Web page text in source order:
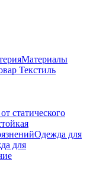
Материалы
Текстиль
статического
Одежда для
для